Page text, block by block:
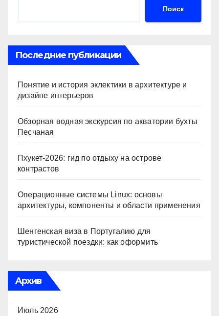
ki
ть
Поиск
Последние публикации
Понятие и история эклектики в архитектуре и
дизайне интерьеров
Обзорная водная экскурсия по акватории бухты
Песчаная
Пхукет-2026: гид по отдыху на острове
контрастов
Операционные системы Linux: основы
архитектуры, компоненты и области применения
Шенгенская виза в Португалию для
туристической поездки: как оформить
Архив
Июль 2026